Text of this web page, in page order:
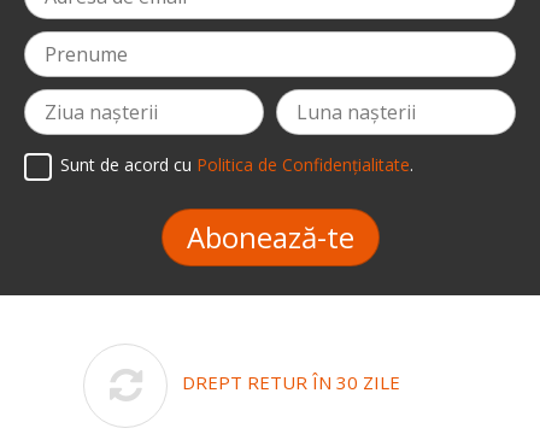
Sunt de acord cu Politica de Confidențialitate.
Abonează-te
DREPT RETUR ÎN 30 ZILE